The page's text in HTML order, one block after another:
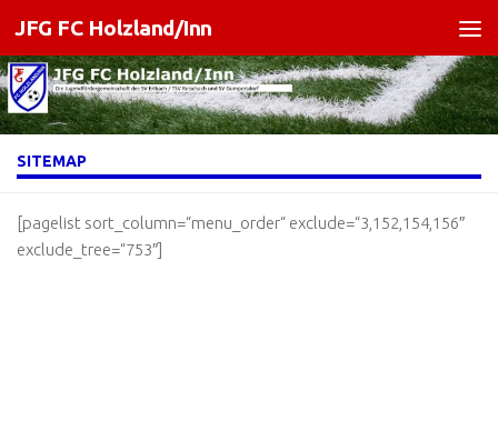
Zum Inhalt springen
JFG FC Holzland/Inn
SITEMAP
[pagelist sort_column=“menu_order“ exclude=“3,152,154,156″
exclude_tree=“753″]